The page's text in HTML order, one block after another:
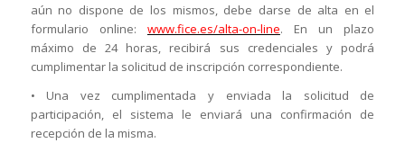
aún no dispone de los mismos, debe darse de alta en el
formulario online: www.fice.es/alta-on-line. En un plazo
máximo de 24 horas, recibirá sus credenciales y podrá
cumplimentar la solicitud de inscripción correspondiente.
• Una vez cumplimentada y enviada la solicitud de
participación, el sistema le enviará una confirmación de
recepción de la misma.